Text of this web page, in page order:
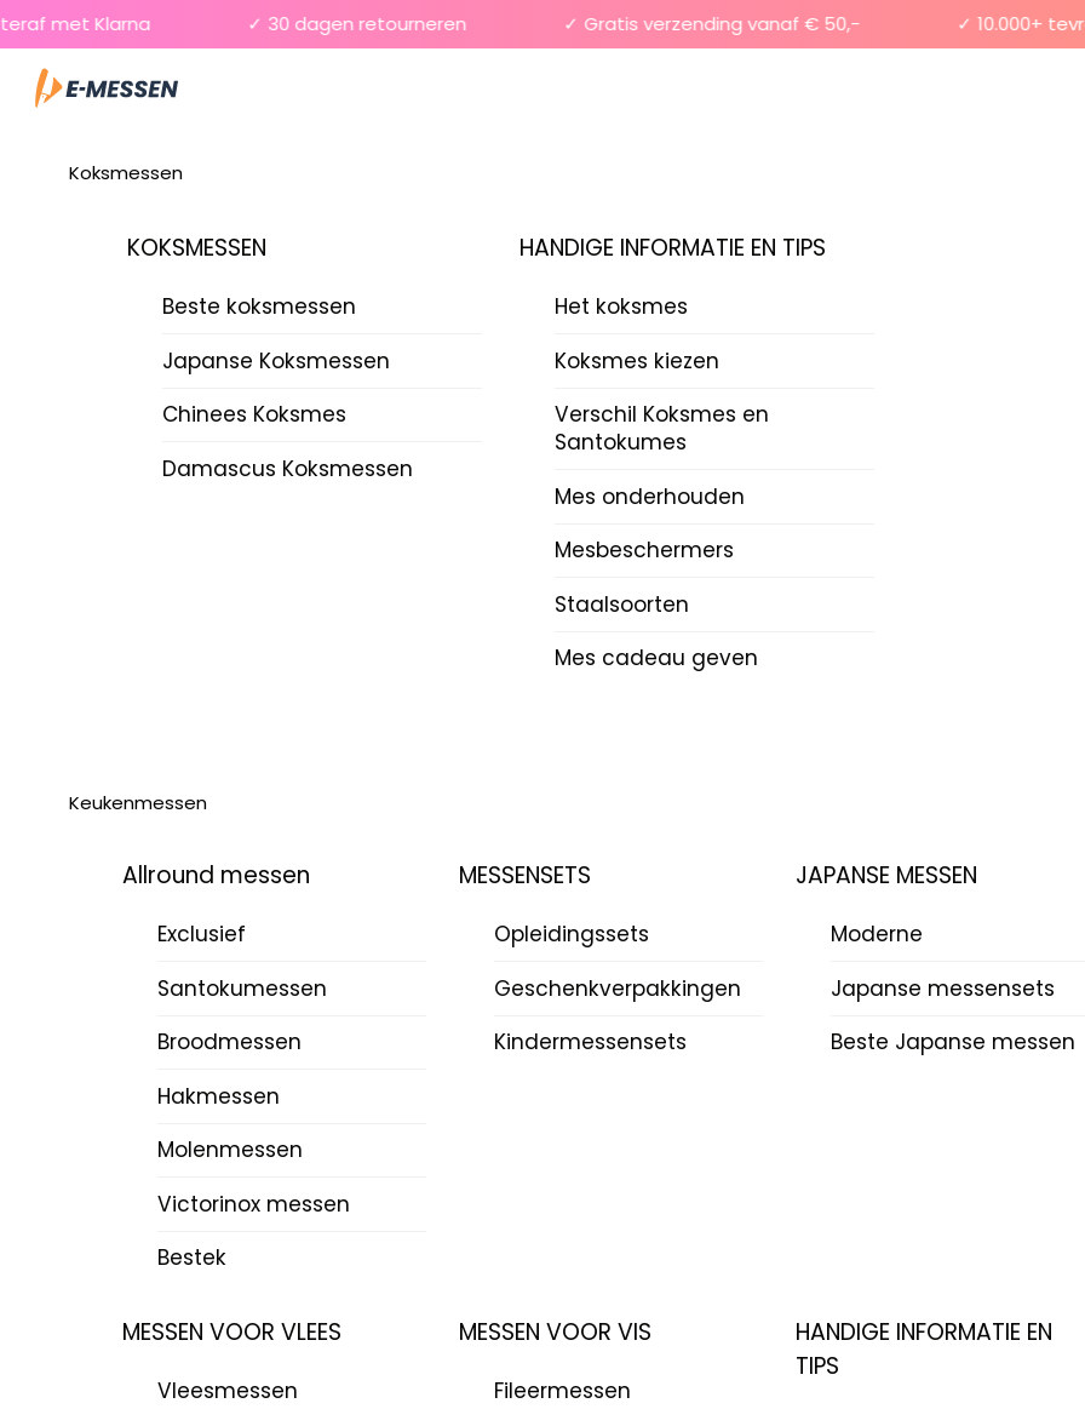
Skip
to
content
met Klarna ✓ 30 dagen retourneren ✓ Gratis verzending vanaf € 50,- ✓ 10.000+
Menu
Koksmessen
KOKSMESSEN
Beste koksmessen
Japanse Koksmessen
Chinees Koksmes
Damascus Koksmessen
HANDIGE INFORMATIE EN TIPS
Het koksmes
Koksmes kiezen
Verschil Koksmes en
Santokumes
Mes onderhouden
Mesbeschermers
Staalsoorten
Mes cadeau geven
Keukenmessen
Allround messen
Exclusief
Santokumessen
Broodmessen
Hakmessen
Molenmessen
Victorinox messen
Bestek
MESSENSETS
Opleidingssets
Geschenkverpakkingen
Kindermessensets
JAPANSE MESSEN
Moderne
Japanse messensets
Beste Japanse messen
MESSEN VOOR VLEES
Vleesmessen
MESSEN VOOR VIS
Fileermessen
HANDIGE INFORMATIE EN
TIPS